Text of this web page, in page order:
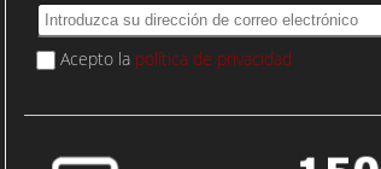
Acepto la política de privacidad